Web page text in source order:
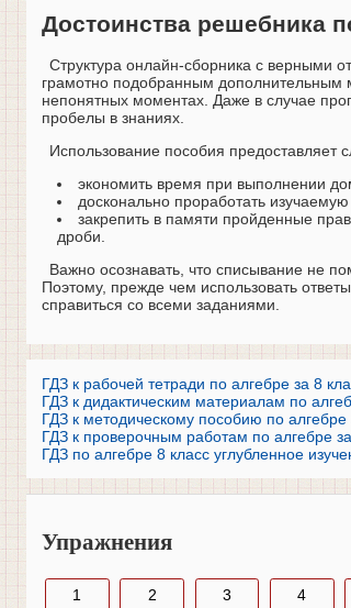
Достоинства решебника
Структура онлайн-сборника с верными
грамотно подобранным дополнительным
непонятных моментах. Даже в случае
пробелы в знаниях.
Использование пособия предоставляет
экономить время при выполнении
досконально проработать
закрепить в памяти пройденные
дроби.
Важно осознавать, что списывание не
Поэтому, прежде чем использовать
справиться со всеми заданиями.
ГДЗ к рабочей тетради по алгебре за 8
ГДЗ к дидактическим материалам по
ГДЗ к методическому пособию по алгебре
ГДЗ к проверочным работам по алгебре
ГДЗ по алгебре 8 класс углубленное
Упражнения
1 2 3 4